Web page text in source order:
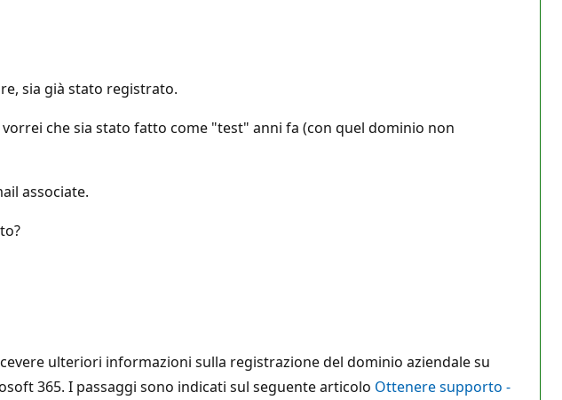
sia già stato registrato.
che sia stato fatto come "test" anni fa (con quel dominio non
associate.
ulteriori informazioni sulla registrazione del dominio aziendale su
365. I passaggi sono indicati sul seguente articolo Ottenere supporto -